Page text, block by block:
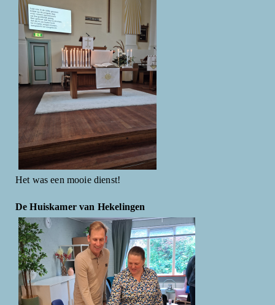
Het was een mooie dienst!
De Huiskamer van Hekelingen